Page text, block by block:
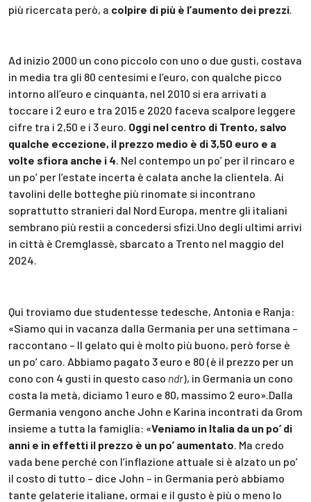
più ricercata però, a colpire di più è l’aumento dei prezzi
Ad inizio 2000 un cono piccolo con uno o due gusti, costava
in media tra gli 80 centesimi e l’euro, con qualche picco
intorno all’euro e cinquanta, nel 2010 si era arrivati a
toccare i 2 euro e tra 2015 e 2020 faceva scalpore leggere
cifre tra i 2,50 e i 3 euro. Oggi nel centro di Trento, salvo
qualche eccezione, il prezzo medio è di 3,50 euro e a
volte sfiora anche i 4. Nel contempo un po’ per il rincaro e
un po’ per l’estate incerta è calata anche la clientela. Ai
tavolini delle botteghe più rinomate si incontrano
soprattutto stranieri dal Nord Europa, mentre gli italiani
sembrano più restii a concedersi sfizi.Uno degli ultimi arrivi
in città è Cremglassè, sbarcato a Trento nel maggio del
2024.
Qui troviamo due studentesse tedesche, Antonia e Ranja:
«Siamo qui in vacanza dalla Germania per una settimana –
raccontano – Il gelato qui è molto più buono, però forse è
un po’ caro. Abbiamo pagato 3 euro e 80 (è il prezzo per un
cono con 4 gusti in questo caso ndr), in Germania un cono
costa la metà, diciamo 1 euro e 80, massimo 2 euro».Dalla
Germania vengono anche John e Karina incontrati da Grom
insieme a tutta la famiglia: «Veniamo in Italia da un po’ di
anni e in effetti il prezzo è un po’ aumentato . Ma credo
vada bene perché con l’inflazione attuale si è alzato un po’
il costo di tutto – dice John – in Germania però abbiamo
tante gelaterie italiane, ormai e il gusto è più o meno lo